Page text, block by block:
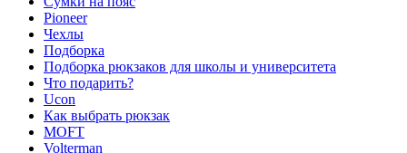
Pioneer
Чехлы
Подборка
Подборка рюкзаков для школы и университета
Что подарить?
Ucon
Как выбрать рюкзак
MOFT
Volterman